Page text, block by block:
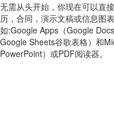
无需从头开始，你现在可以直
历，合同，演示文稿或信息图
如:Google Apps（Google
Google Sheets谷歌表格）和
PowerPoint）或PDF阅读器。